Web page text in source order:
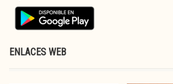
ENLACES WEB